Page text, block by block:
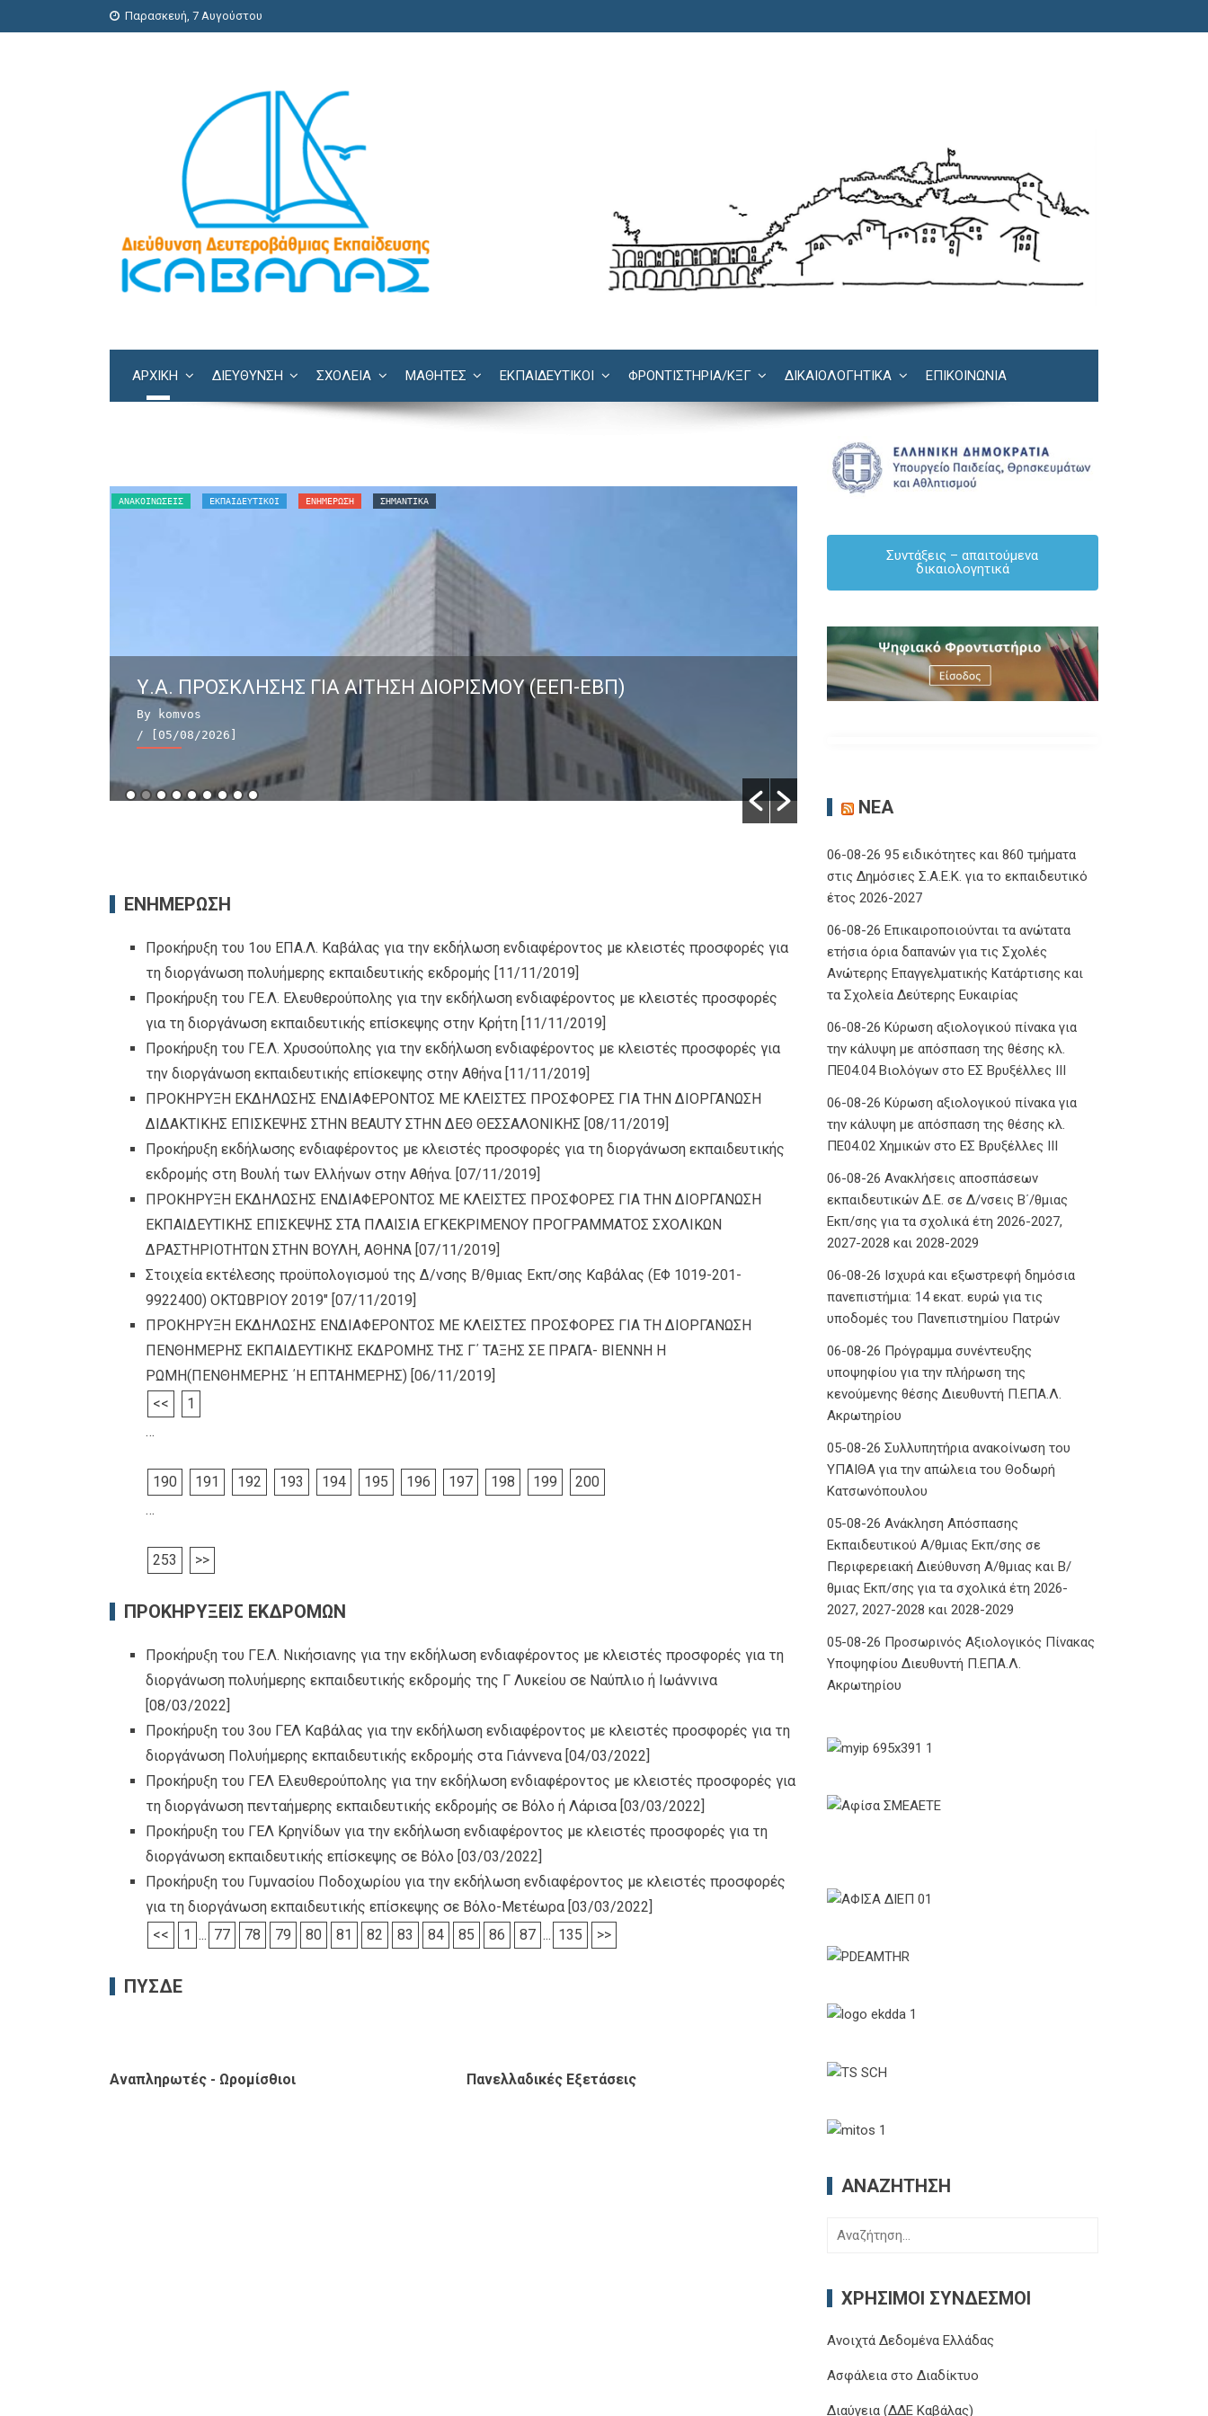
Παρασκευή, 7 Αυγούστου
ΑΡΧΙΚΗ ΔΙΕΎΘΥΝΣΗ ΣΧΟΛΕΊΑ ΜΑΘΗΤΕΣ ΕΚΠΑΙΔΕΥΤΙΚΟΙ ΦΡΟΝΤΙΣΤΉΡΙΑ/KΞΓ ΔΙΚΑΙΟΛΟΓΗΤΙΚΆ ΕΠΙΚΟΙΝΩΝΊΑ
ΑΝΑΚΟΙΝΏΣΕΙΣ ΕΚΠΑΙΔΕΥΤΙΚΟΙ ΕΝΗΜΕΡΩΣΗ ΣΗΜΑΝΤΙΚΆ
Υ.Α. ΠΡΟΣΚΛΗΣΗΣ ΓΙΑ ΑΙΤΗΣΗ ΔΙΟΡΙΣΜΟΥ (ΕΕΠ-ΕΒΠ)
By komvos
/ [05/08/2026]
ΠΡΟΣΟΧΗ – ΑΝΑΚΟΙΝΟΠΟΙΗΣΗ – Πίνακες
ΕΝΗΜΕΡΩΣΗ
Προκήρυξη του 1ου ΕΠΑ.Λ. Καβάλας για την εκδήλωση ενδιαφέροντος με κλειστές προσφορές για
τη διοργάνωση πολυήμερης εκπαιδευτικής εκδρομής [11/11/2019]
Προκήρυξη του ΓΕ.Λ. Ελευθερούπολης για την εκδήλωση ενδιαφέροντος με κλειστές προσφορές
για τη διοργάνωση εκπαιδευτικής επίσκεψης στην Κρήτη [11/11/2019]
Προκήρυξη του ΓΕ.Λ. Χρυσούπολης για την εκδήλωση ενδιαφέροντος με κλειστές προσφορές για
την διοργάνωση εκπαιδευτικής επίσκεψης στην Αθήνα [11/11/2019]
ΠΡΟΚΗΡΥΞΗ ΕΚΔΗΛΩΣΗΣ ΕΝΔΙΑΦΕΡΟΝΤΟΣ ΜΕ ΚΛΕΙΣΤΕΣ ΠΡΟΣΦΟΡΕΣ ΓΙΑ ΤΗΝ ΔΙΟΡΓΑΝΩΣΗ
ΔΙΔΑΚΤΙΚΗΣ ΕΠΙΣΚΕΨΗΣ ΣΤΗΝ BEAUTY ΣΤΗΝ ΔΕΘ ΘΕΣΣΑΛΟΝΙΚΗΣ [08/11/2019]
Προκήρυξη εκδήλωσης ενδιαφέροντος με κλειστές προσφορές για τη διοργάνωση εκπαιδευτικής
εκδρομής στη Βουλή των Ελλήνων στην Αθήνα. [07/11/2019]
ΠΡΟΚΗΡΥΞΗ ΕΚΔΗΛΩΣΗΣ ΕΝΔΙΑΦΕΡΟΝΤΟΣ ΜΕ ΚΛΕΙΣΤΕΣ ΠΡΟΣΦΟΡΕΣ ΓΙΑ ΤΗΝ ΔΙΟΡΓΑΝΩΣΗ
ΕΚΠΑΙΔΕΥΤΙΚΗΣ ΕΠΙΣΚΕΨΗΣ ΣΤΑ ΠΛΑΙΣΙΑ ΕΓΚΕΚΡΙΜΕΝΟΥ ΠΡΟΓΡΑΜΜΑΤΟΣ ΣΧΟΛΙΚΩΝ
ΔΡΑΣΤΗΡΙΟΤΗΤΩΝ ΣΤΗΝ ΒΟΥΛΗ, ΑΘΗΝΑ [07/11/2019]
Στοιχεία εκτέλεσης προϋπολογισμού της Δ/νσης Β/θμιας Εκπ/σης Καβάλας (ΕΦ 1019-201-
9922400) ΟΚΤΩΒΡΙΟΥ 2019″ [07/11/2019]
ΠΡΟΚΗΡΥΞΗ ΕΚΔΗΛΩΣΗΣ ΕΝΔΙΑΦΕΡΟΝΤΟΣ ΜΕ ΚΛΕΙΣΤΕΣ ΠΡΟΣΦΟΡΕΣ ΓΙΑ ΤΗ ΔΙΟΡΓΑΝΩΣΗ
ΠΕΝΘΗΜΕΡΗΣ ΕΚΠΑΙΔΕΥΤΙΚΗΣ ΕΚΔΡΟΜΗΣ ΤΗΣ Γ΄ ΤΑΞΗΣ ΣΕ ΠΡΑΓΑ- ΒΙΕΝΝΗ Η
ΡΩΜΗ(ΠΕΝΘΗΜΕΡΗΣ ΄Η ΕΠΤΑΗΜΕΡΗΣ) [06/11/2019]
<<
1
…
190 191 192 193 194 195 196 197 198 199
200
…
253 >>
ΠΡΟΚΗΡΥΞΕΙΣ ΕΚΔΡΟΜΩΝ
Προκήρυξη του ΓΕ.Λ. Νικήσιανης για την εκδήλωση ενδιαφέροντος με κλειστές προσφορές για τη
διοργάνωση πολυήμερης εκπαιδευτικής εκδρομής της Γ Λυκείου σε Ναύπλιο ή Ιωάννινα
[08/03/2022]
Προκήρυξη του 3ου ΓΕΛ Καβάλας για την εκδήλωση ενδιαφέροντος με κλειστές προσφορές για τη
διοργάνωση Πολυήμερης εκπαιδευτικής εκδρομής στα Γιάννενα [04/03/2022]
Προκήρυξη του ΓΕΛ Ελευθερούπολης για την εκδήλωση ενδιαφέροντος με κλειστές προσφορές για
τη διοργάνωση πενταήμερης εκπαιδευτικής εκδρομής σε Βόλο ή Λάρισα [03/03/2022]
Προκήρυξη του ΓΕΛ Κρηνίδων για την εκδήλωση ενδιαφέροντος με κλειστές προσφορές για τη
διοργάνωση εκπαιδευτικής επίσκεψης σε Βόλο [03/03/2022]
Προκήρυξη του Γυμνασίου Ποδοχωρίου για την εκδήλωση ενδιαφέροντος με κλειστές προσφορές
για τη διοργάνωση εκπαιδευτικής επίσκεψης σε Βόλο-Μετέωρα [03/03/2022]
<<
1 ... 77 78 79 80 81 82 83 84 85 86 87 ... 135 >>
ΠΥΣΔΕ
Αναπληρωτές - Ωρομίσθιοι Πανελλαδικές Εξετάσεις
Συντάξεις – απαιτούμενα
δικαιολογητικά
ΝΈΑ
06-08-26 95 ειδικότητες και 860 τμήματα
στις Δημόσιες Σ.Α.Ε.Κ. για το εκπαιδευτικό
έτος 2026-2027
06-08-26 Επικαιροποιούνται τα ανώτατα
ετήσια όρια δαπανών για τις Σχολές
Ανώτερης Επαγγελματικής Κατάρτισης και
τα Σχολεία Δεύτερης Ευκαιρίας
06-08-26 Κύρωση αξιολογικού πίνακα για
την κάλυψη με απόσπαση της θέσης κλ.
ΠΕ04.04 Βιολόγων στο ΕΣ Βρυξέλλες ΙΙΙ
06-08-26 Κύρωση αξιολογικού πίνακα για
την κάλυψη με απόσπαση της θέσης κλ.
ΠΕ04.02 Χημικών στο ΕΣ Βρυξέλλες ΙΙΙ
06-08-26 Ανακλήσεις αποσπάσεων
εκπαιδευτικών Δ.Ε. σε Δ/νσεις Β΄/θμιας
Εκπ/σης για τα σχολικά έτη 2026-2027,
2027-2028 και 2028-2029
06-08-26 Ισχυρά και εξωστρεφή δημόσια
πανεπιστήμια: 14 εκατ. ευρώ για τις
υποδομές του Πανεπιστημίου Πατρών
06-08-26 Πρόγραμμα συνέντευξης
υποψηφίου για την πλήρωση της
κενούμενης θέσης Διευθυντή Π.ΕΠΑ.Λ.
Ακρωτηρίου
05-08-26 Συλλυπητήρια ανακοίνωση του
ΥΠΑΙΘΑ για την απώλεια του Θοδωρή
Κατσωνόπουλου
05-08-26 Ανάκληση Απόσπασης
Εκπαιδευτικού Α/θμιας Εκπ/σης σε
Περιφερειακή Διεύθυνση Α/θμιας και Β/
θμιας Εκπ/σης για τα σχολικά έτη 2026-
2027, 2027-2028 και 2028-2029
05-08-26 Προσωρινός Αξιολογικός Πίνακας
Υποψηφίου Διευθυντή Π.ΕΠΑ.Λ.
Ακρωτηρίου
ΑΝΑΖΉΤΗΣΗ
Αναζήτηση
ΧΡΉΣΙΜΟΙ ΣΎΝΔΕΣΜΟΙ
Ανοιχτά Δεδομένα Ελλάδας
Ασφάλεια στο Διαδίκτυο
Διαύγεια (ΔΔΕ Καβάλας)